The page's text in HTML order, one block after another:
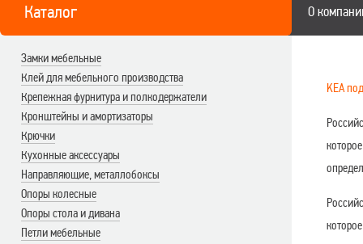
Каталог О
Замки мебельные
Клей для мебельного производства
Крепежная фурнитура и полкодержатели
Кронштейны и амортизаторы
Крючки
Кухонные аксессуары
Направляющие, металлобоксы
Опоры колесные
Опоры стола и дивана
Петли мебельные
KEA